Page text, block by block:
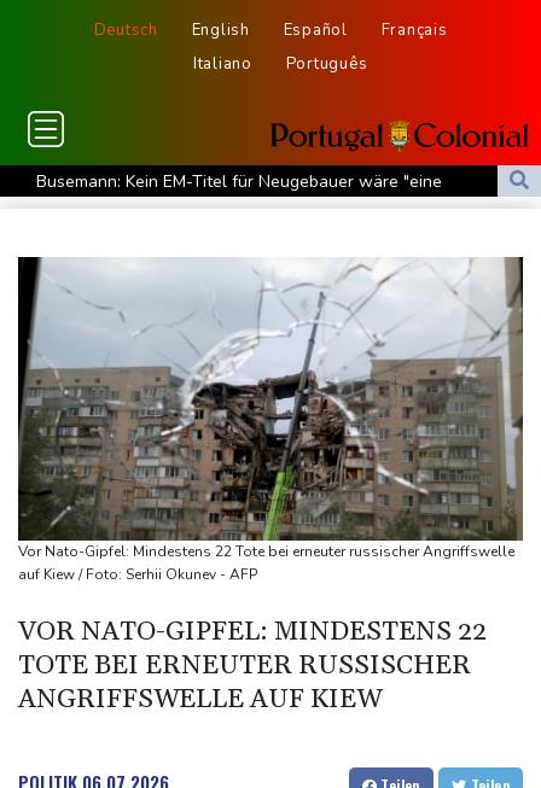
Deutsch English Español
Français
Italiano
Português
Busemann: Kein EM-Titel für Neugebauer wäre "eine
Enttäuschung"
Sohn: Krebs von Ex-Präsident Joe Biden hat sich ausgebreitet
und Metastasen gebildet
Bilger: Boni von Bahn-Managern werden an Einhaltung der
Vorgaben des Bundes geknüpft
FIFA stärkt Infantino - und holt zum Rundumschlag aus
Torlos gegen Kaiserslautern: Stotterstart von Wolfsburg
Ätna auf Sizilien ausgebrochen - Flugverkehr in Catania
zeitweise eingeschränkt
Doppelpack Freigang: Frankfurt schlägt auch Malmö
Explosion mutmaßlich ukrainischer Drohne in Bulgarien löst
diplomatische Verstimmung aus
Selenskyj warnt vor Folgen russischer Angriffe - Vucic für
Integrität der Ukraine
Vor Nato-Gipfel: Mindestens 22 Tote bei erneuter russischer Angriffswelle
auf Kiew / Foto: Serhii Okunev - AFP
VOR NATO-GIPFEL: MINDESTENS 22
TOTE BEI ERNEUTER RUSSISCHER
ANGRIFFSWELLE AUF KIEW
POLITIK 06.07.2026